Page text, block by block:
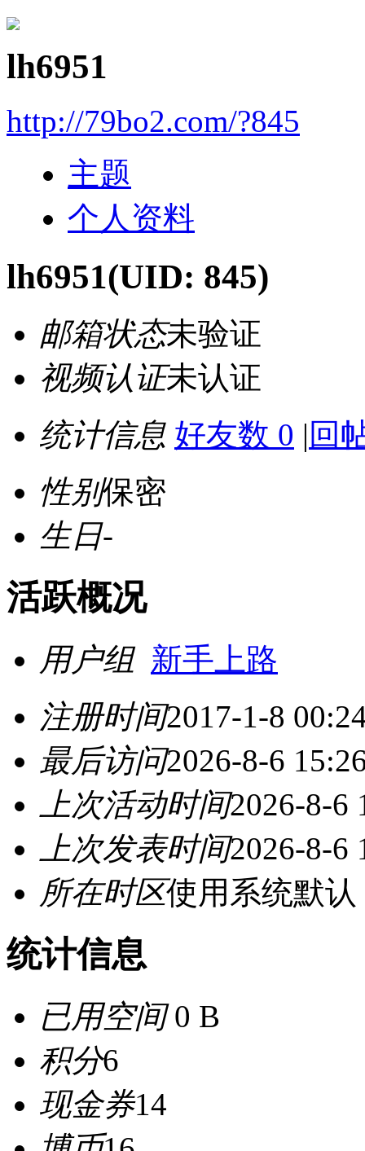
lh6951
http://79bo2.com/?845
主题
个人资料
lh6951(UID: 845)
邮箱状态未验证
视频认证未认证
统计信息 好友数 0 | 回
性别保密
生日-
活跃概况
用户组 新手上路
注册时间2017-1-8
最后访问2026-8-6
上次活动时间2026-8-6
上次发表时间2026-8-6
所在时区使用系统默认
统计信息
已用空间0 B
积分6
现金券14